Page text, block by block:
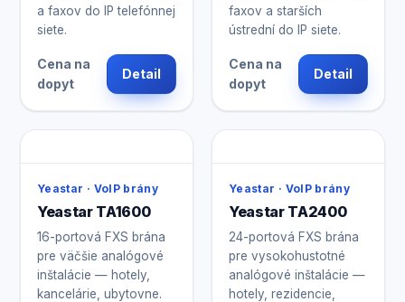
a faxov do IP telefónnej
siete.
Cena na
dopyt
Detail
faxov a starších
ústrední do IP siete.
Cena na
dopyt
Detail
Yeastar · VoIP brány
Yeastar TA1600
16-portová FXS brána
pre väčšie analógové
inštalácie — hotely,
kancelárie, ubytovne.
Yeastar · VoIP brány
Yeastar TA2400
24-portová FXS brána
pre vysokohustotné
analógové inštalácie —
hotely, rezidencie,